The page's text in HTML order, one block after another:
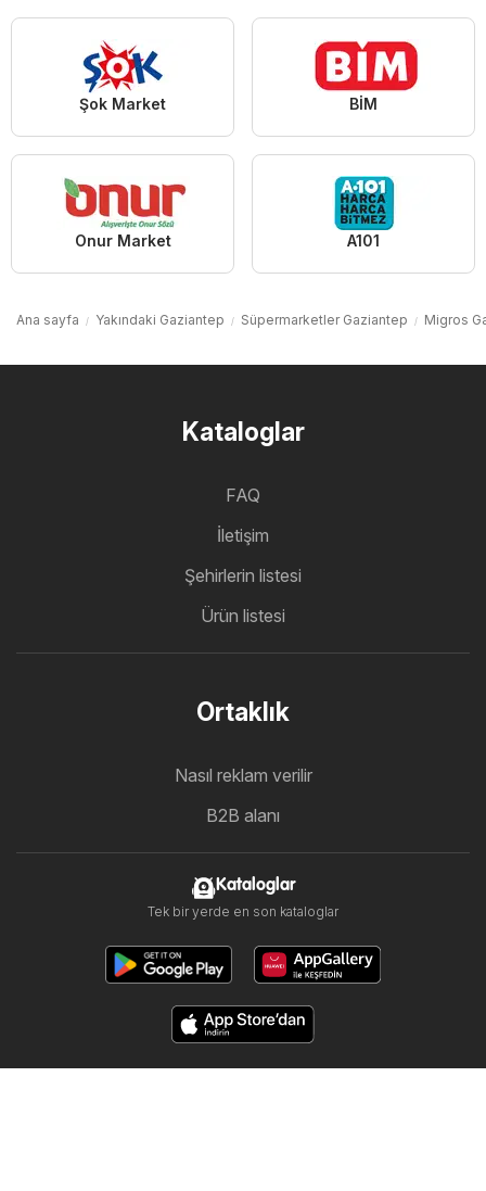
Şok Market BİM
Onur Market A101
Ana sayfa Yakındaki Gaziantep Süpermarketler Gaziantep Migros
Kataloglar
FAQ
İletişim
Şehirlerin listesi
Ürün listesi
Ortaklık
Nasıl reklam verilir
B2B alanı
Kataloglar
Tek bir yerde en son kataloglar